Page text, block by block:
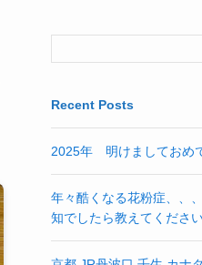
Recent Posts
2025年 明けましておめ
年々酷くなる花粉症、、
知でしたら教えてくださ